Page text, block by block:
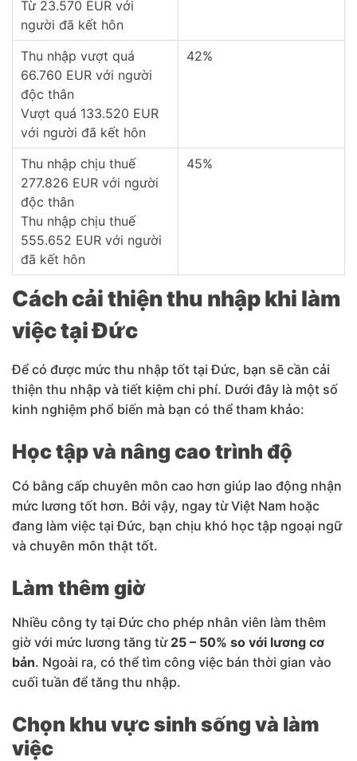
Từ 23.570 EUR với
người đã kết hôn
Thu nhập vượt quá
66.760 EUR với người
độc thân
Vượt quá 133.520 EUR
với người đã kết hôn
42%
Thu nhập chịu thuế
277.826 EUR với người
độc thân
Thu nhập chịu thuế
555.652 EUR với người
đã kết hôn
45%
Cách cải thiện thu nhập khi làm
việc tại Đức
Để có được mức thu nhập tốt tại Đức, bạn sẽ cần cải
thiện thu nhập và tiết kiệm chi phí. Dưới đây là một số
kinh nghiệm phổ biến mà bạn có thể tham khảo:
Học tập và nâng cao trình độ
Có bằng cấp chuyên môn cao hơn giúp lao động nhận
mức lương tốt hơn. Bởi vậy, ngay từ Việt Nam hoặc
đang làm việc tại Đức, bạn chịu khó học tập ngoại ngữ
và chuyên môn thật tốt.
Làm thêm giờ
Nhiều công ty tại Đức cho phép nhân viên làm thêm
giờ với mức lương tăng từ 25 – 50% so với lương cơ
bản. Ngoài ra, có thể tìm công việc bán thời gian vào
cuối tuần để tăng thu nhập.
Chọn khu vực sinh sống và làm
việc